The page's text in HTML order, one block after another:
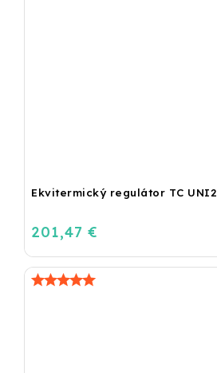
Ekvitermický regulátor TC UNI2
201,47 €